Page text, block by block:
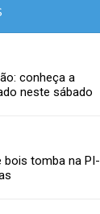
conheça a
neste sábado
bois tomba na PI-